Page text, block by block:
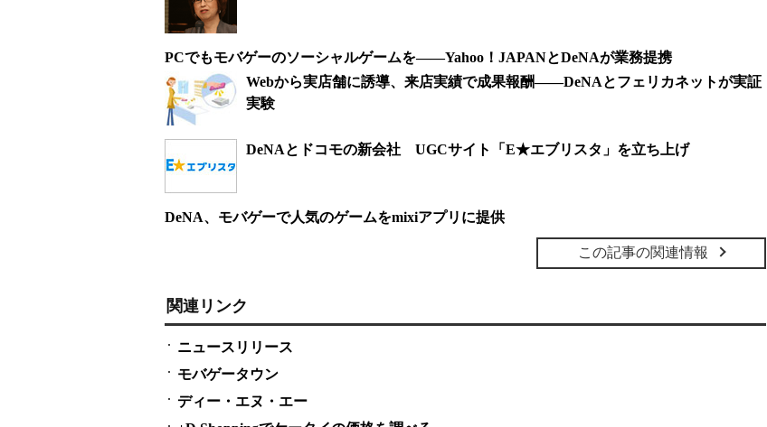
PCでもモバゲーのソーシャルゲームを――Yahoo！JAPANとDeNAが業務提携
Webから実店舗に誘導、来店実績で成果報酬――DeNAとフェリカネットが実証
実験
DeNAとドコモの新会社 UGCサイト「E★エブリスタ」を立ち上げ
DeNA、モバゲーで人気のゲームをmixiアプリに提供
この記事の関連情報
関連リンク
ニュースリリース
モバゲータウン
ディー・エヌ・エー